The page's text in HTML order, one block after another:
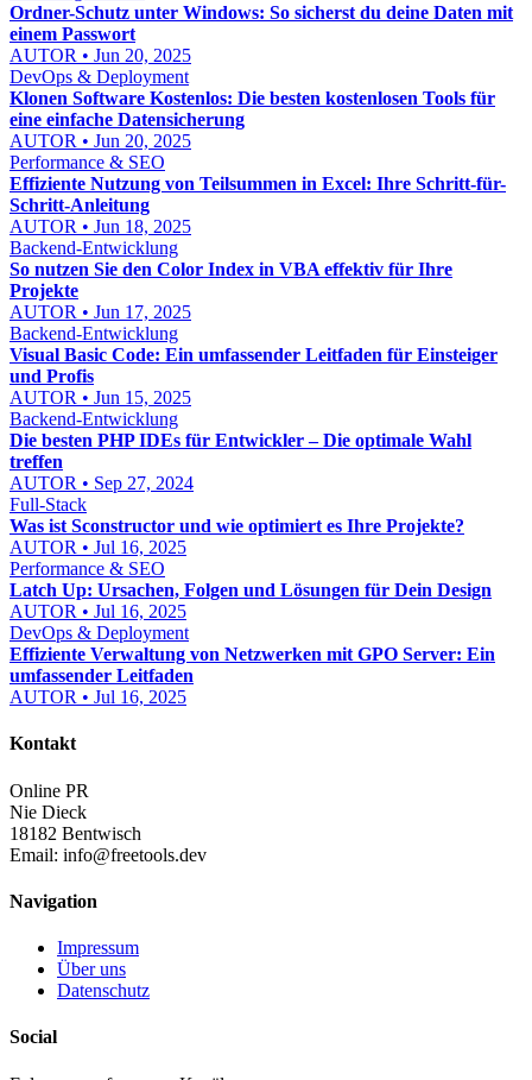
Ordner-Schutz unter Windows: So sicherst du deine Daten mit
einem Passwort
AUTOR • Jun 20, 2025
DevOps & Deployment
Klonen Software Kostenlos: Die besten kostenlosen Tools für
eine einfache Datensicherung
AUTOR • Jun 20, 2025
Performance & SEO
Effiziente Nutzung von Teilsummen in Excel: Ihre Schritt-für-
Schritt-Anleitung
AUTOR • Jun 18, 2025
Backend-Entwicklung
So nutzen Sie den Color Index in VBA effektiv für Ihre
Projekte
AUTOR • Jun 17, 2025
Backend-Entwicklung
Visual Basic Code: Ein umfassender Leitfaden für Einsteiger
und Profis
AUTOR • Jun 15, 2025
Backend-Entwicklung
Die besten PHP IDEs für Entwickler – Die optimale Wahl
treffen
AUTOR • Sep 27, 2024
Full-Stack
Was ist Sconstructor und wie optimiert es Ihre Projekte?
AUTOR • Jul 16, 2025
Performance & SEO
Latch Up: Ursachen, Folgen und Lösungen für Dein Design
AUTOR • Jul 16, 2025
DevOps & Deployment
Effiziente Verwaltung von Netzwerken mit GPO Server: Ein
umfassender Leitfaden
AUTOR • Jul 16, 2025
Kontakt
Online PR
Nie Dieck
18182 Bentwisch
Email: info@freetools.dev
Navigation
Impressum
Über uns
Datenschutz
Social